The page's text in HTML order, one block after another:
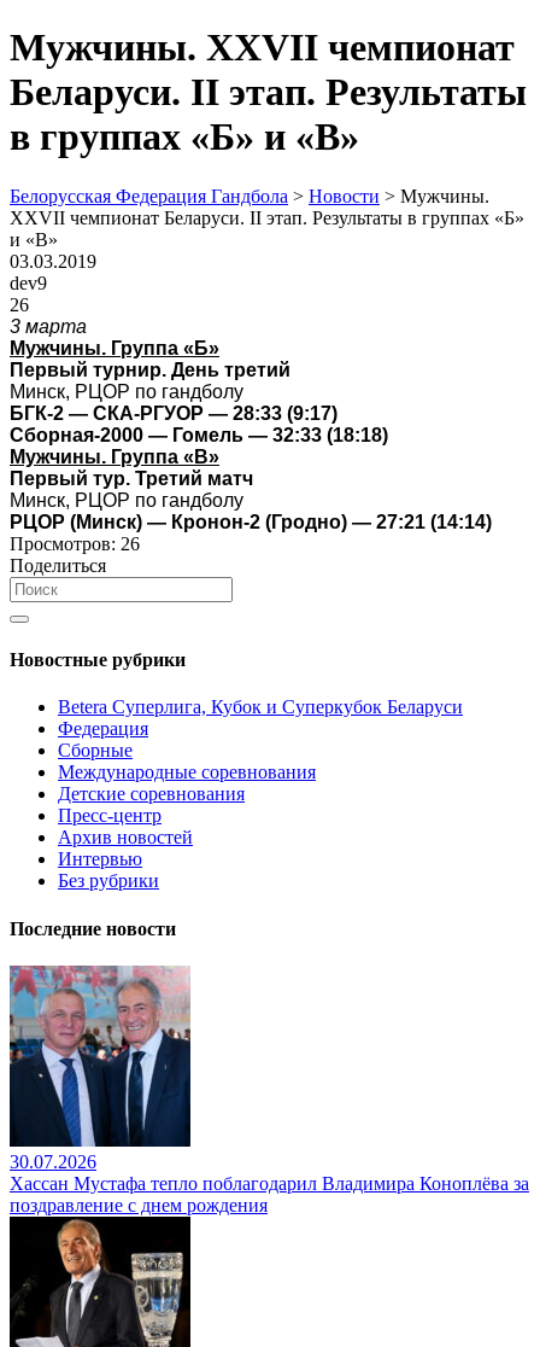
Мужчины. XXVII чемпионат
Беларуси. II этап. Результаты
в группах «Б» и «В»
Белорусская Федерация Гандбола > Новости > Мужчины.
XXVII чемпионат Беларуси. II этап. Результаты в группах «Б»
и «В»
03.03.2019
dev9
26
3 марта
Мужчины. Группа «Б»
Первый турнир. День третий
Минск, РЦОР по гандболу
БГК-2 — СКА-РГУОР — 28:33 (9:17)
Сборная-2000 — Гомель — 32:33 (18:18)
Мужчины. Группа «В»
Первый тур. Третий матч
Минск, РЦОР по гандболу
РЦОР (Минск) — Кронон-2 (Гродно) — 27:21 (14:14)
Просмотров: 26
Поделиться
Новостные рубрики
Betera Суперлига, Кубок и Суперкубок Беларуси
Федерация
Сборные
Международные соревнования
Детские соревнования
Пресс-центр
Архив новостей
Интервью
Без рубрики
Последние новости
30.07.2026
Хассан Мустафа тепло поблагодарил Владимира Коноплёва за
поздравление с днем рождения